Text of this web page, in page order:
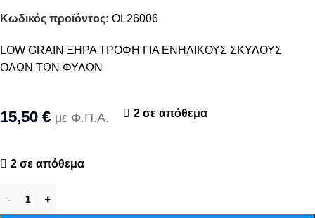
Κωδικός προϊόντος: OL26006
LOW GRAIN ΞΗΡΑ ΤΡΟΦΗ ΓΙΑ ΕΝΗΛΙΚΟΥΣ ΣΚΥΛΟΥΣ
ΟΛΩΝ ΤΩΝ ΦΥΛΩΝ
15,50 € με Φ.Π.Α. 2 σε απόθεμα
2 σε απόθεμα